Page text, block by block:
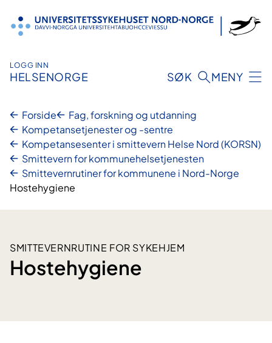
innhold
LOGG INN
HELSENORGE SØK MENY
Forside
Fag, forskning og utdanning
Kompetansetjenester og -sentre
Kompetansesenter i smittevern Helse Nord (KORSN)​
Smittevern for kommune­­helsetjenesten
Smittevernrutiner for kommunene i Nord-Norge
Hostehygiene
SMITTEVERNRUTINE FOR SYKEHJEM
Hostehygiene